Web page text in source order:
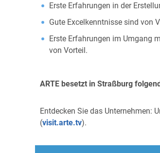
Erste Erfahrungen in der
Gute Excelkenntnisse sind von
Erste Erfahrungen im Umgang
von Vorteil.
ARTE besetzt in Straßburg
Entdecken Sie das Unternehmen:
(visit.arte.tv).